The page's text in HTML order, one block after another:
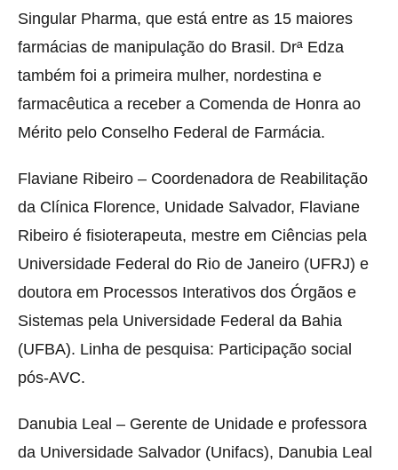
Singular Pharma, que está entre as 15 maiores
farmácias de manipulação do Brasil. Drª Edza
também foi a primeira mulher, nordestina e
farmacêutica a receber a Comenda de Honra ao
Mérito pelo Conselho Federal de Farmácia.
Flaviane Ribeiro – Coordenadora de Reabilitação
da Clínica Florence, Unidade Salvador, Flaviane
Ribeiro é fisioterapeuta, mestre em Ciências pela
Universidade Federal do Rio de Janeiro (UFRJ) e
doutora em Processos Interativos dos Órgãos e
Sistemas pela Universidade Federal da Bahia
(UFBA). Linha de pesquisa: Participação social
pós-AVC.
Danubia Leal – Gerente de Unidade e professora
da Universidade Salvador (Unifacs), Danubia Leal